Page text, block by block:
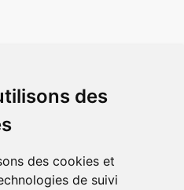
des
des cookies et
de suivi